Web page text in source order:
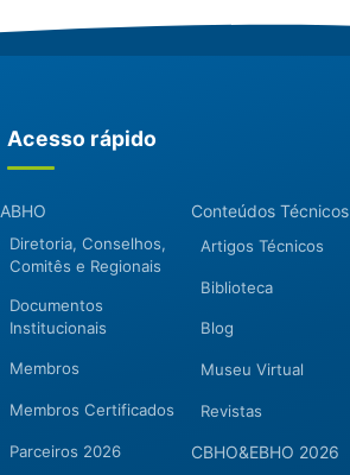
Acesso rápido
ABHO
Diretoria, Conselhos,
Comitês e Regionais
Documentos
Institucionais
Membros
Membros Certificados
Parceiros 2026
Conteúdos Técnicos
Artigos Técnicos
Biblioteca
Blog
Museu Virtual
Revistas
CBHO&EBHO 2026